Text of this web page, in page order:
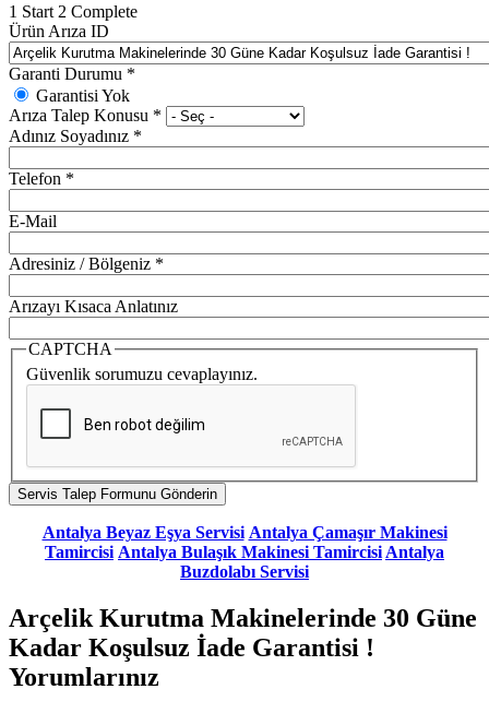
1 Start 2 Complete
Ürün Arıza ID
Garanti Durumu *
Garantisi Yok
Arıza Talep Konusu *
Adınız Soyadınız *
Telefon *
E-Mail
Adresiniz / Bölgeniz *
Arızayı Kısaca Anlatınız
CAPTCHA
Güvenlik sorumuzu cevaplayınız.
Antalya Beyaz Eşya Servisi Antalya Çamaşır Makinesi
Tamircisi Antalya Bulaşık Makinesi TamircisiAntalya
Buzdolabı Servisi
Arçelik Kurutma Makinelerinde 30 Güne
Kadar Koşulsuz İade Garantisi !
Yorumlarınız